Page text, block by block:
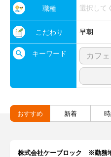
職種 選択して
こだわり 早朝
キーワード
おすすめ 新着
株式会社ケーブロック ※勤務